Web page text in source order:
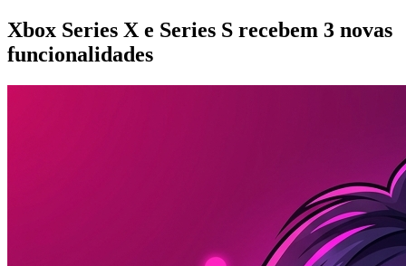
Xbox Series X e Series S recebem 3 novas
funcionalidades